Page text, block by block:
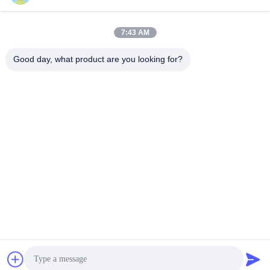
7:43 AM
Good day, what product are you looking for?